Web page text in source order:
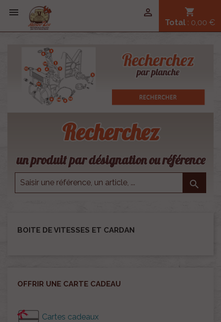
 shopping_cart
Total : 0,00 €

Recherchez
un produit par désignation ou référence

BOITE DE VITESSES ET CARDAN
OFFRIR UNE CARTE CADEAU
Cartes cadeaux